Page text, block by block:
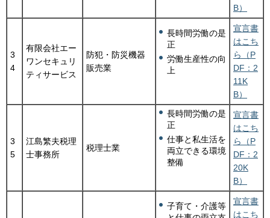
B）
3
4
有限会社エー
ワンセキュリ
ティサービス
防犯・防災機器
販売業
長時間労働の是
正
労働生産性の向
上
宣言書
はこち
ら（P
DF：2
11K
B）
3
5
江島繁夫税理
士事務所
税理士業
長時間労働の是
正
仕事と私生活を
両立できる環境
整備
宣言書
はこち
ら（P
DF：2
20K
B）
子育て・介護等
宣言書
はこち